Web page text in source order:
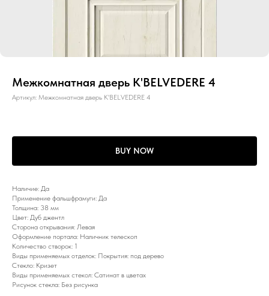
Межкомнатная дверь K'BELVEDERE 4
Артикул: Межкомнатная дверь K'BELVEDERE 4
BUY NOW
Наличие: Да
Применение фальшфрамуги: Да
Толщина: 38 мм
Цвет: Дуб джентл
Сторона открывания: Левая
Оформление портала: Наличник телескоп
Количество створок: 1
Виды применяемых отделок: Покрытия: под дерево
Стекло: Кризет
Виды применяемых стекол: Сатинат в цветах
Рисунок стекла: Без рисунка